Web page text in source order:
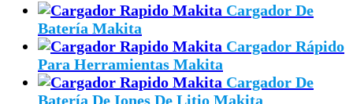
Cargador De
Batería Makita
Cargador Rápido
Para Herramientas Makita
Cargador De
Batería De Iones De Litio Makita